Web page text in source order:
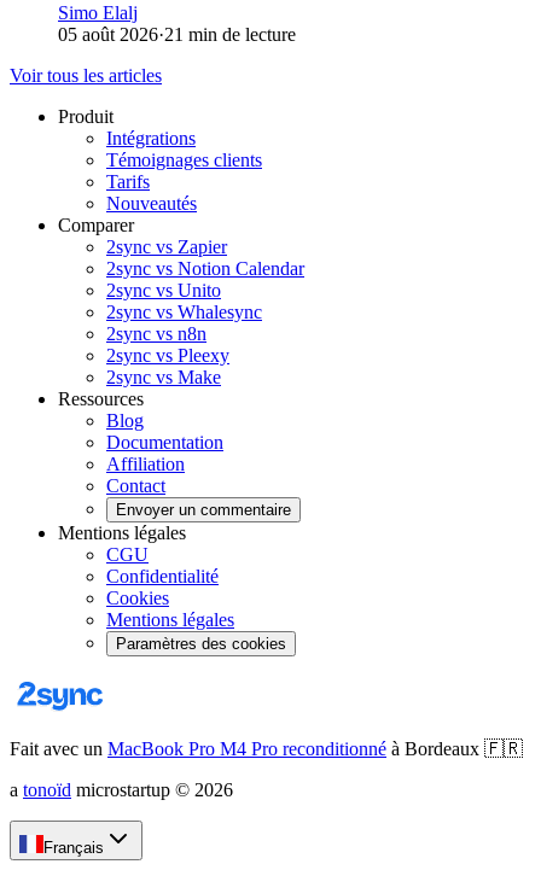
Simo Elalj
05 août 2026·21 min de lecture
Voir tous les articles
Produit
Intégrations
Témoignages clients
Tarifs
Nouveautés
Comparer
2sync vs Zapier
2sync vs Notion Calendar
2sync vs Unito
2sync vs Whalesync
2sync vs n8n
2sync vs Pleexy
2sync vs Make
Ressources
Blog
Documentation
Affiliation
Contact
Envoyer un commentaire
Mentions légales
CGU
Confidentialité
Cookies
Mentions légales
Paramètres des cookies
Fait avec un MacBook Pro M4 Pro reconditionné à Bordeaux 🇫🇷
a tonoïd microstartup © 2026
Français